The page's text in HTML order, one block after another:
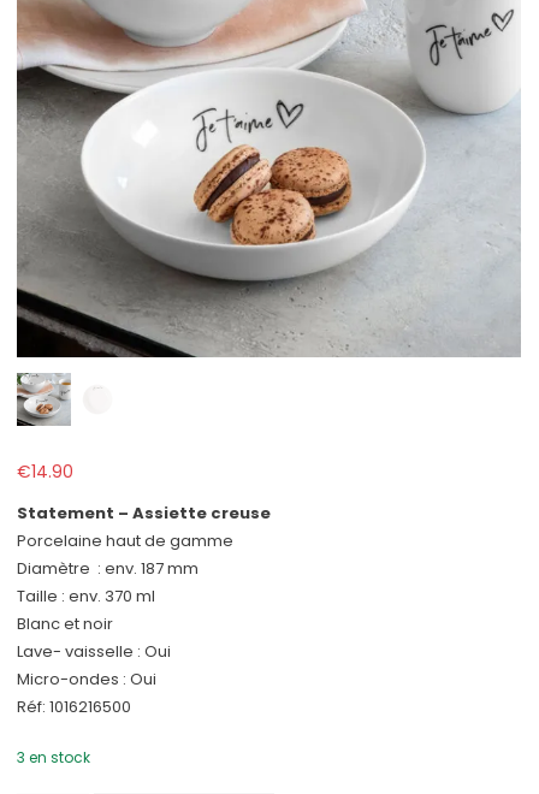
€14.90
Statement – Assiette creuse
Porcelaine haut de gamme
Diamètre : env. 187 mm
Taille : env. 370 ml
Blanc et noir
Lave- vaisselle : Oui
Micro-ondes : Oui
Réf: 1016216500
3 en stock